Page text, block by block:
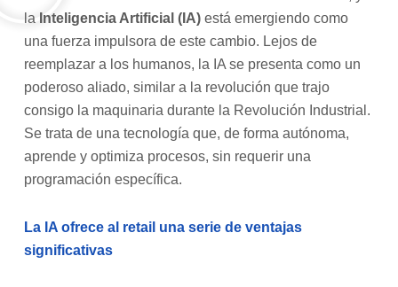
la Inteligencia Artificial (IA) está emergiendo como
una fuerza impulsora de este cambio. Lejos de
reemplazar a los humanos, la IA se presenta como un
poderoso aliado, similar a la revolución que trajo
consigo la maquinaria durante la Revolución Industrial.
Se trata de una tecnología que, de forma autónoma,
aprende y optimiza procesos, sin requerir una
programación específica.
La IA ofrece al retail una serie de ventajas
significativas